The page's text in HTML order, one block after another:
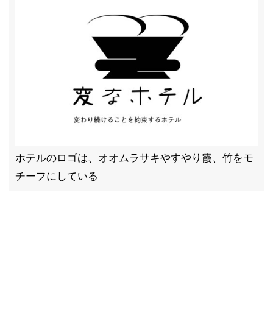
ホテルのロゴは、オオムラサキやすやり霞、竹をモ
チーフにしている